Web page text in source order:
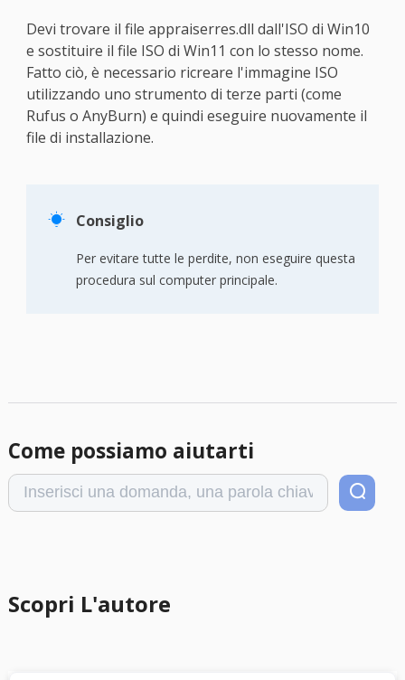
Devi trovare il file appraiserres.dll dall'ISO di Win10
e sostituire il file ISO di Win11 con lo stesso nome.
Fatto ciò, è necessario ricreare l'immagine ISO
utilizzando uno strumento di terze parti (come
Rufus o AnyBurn) e quindi eseguire nuovamente il
file di installazione.
 Consiglio
Per evitare tutte le perdite, non eseguire questa
procedura sul computer principale.
Come possiamo aiutarti
Scopri L'autore